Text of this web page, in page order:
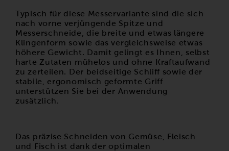
Typisch für diese Messervariante sind die sich
nach vorne verjüngende Spitze und
Messerschneide, die breite und etwas längere
Klingenform sowie das vergleichsweise etwas
höhere Gewicht. Damit gelingt es Ihnen, selbst
harte Zutaten mühelos und ohne Kraftaufwand
zu zerteilen. Der beidseitige Schliff sowie der
stabile, ergonomisch geformte Griff
unterstützen Sie bei der Anwendung
zusätzlich.
Das präzise Schneiden von Gemüse, Fleisch
und Fisch ist dank der optimalen